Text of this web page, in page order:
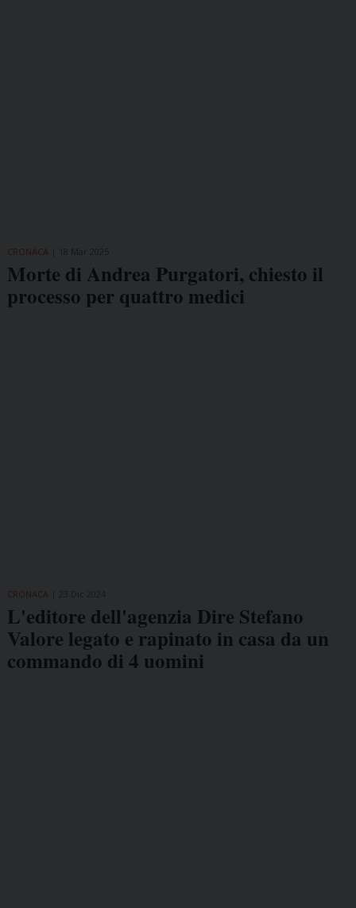
CRONACA
Morte di Andrea Purgatori, chiesto il
processo per quattro medici
CRONACA
L'editore dell'agenzia Dire Stefano
Valore legato e rapinato in casa da un
commando di 4 uomini